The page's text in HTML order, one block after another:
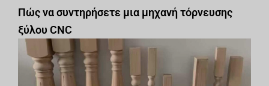
Πώς να συντηρήσετε μια μηχανή τόρνευσης
ξύλου CNC